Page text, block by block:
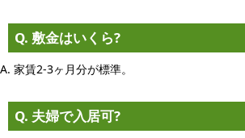
Q. 敷金はいくら?
A. 家賃2-3ヶ月分が標準。
Q. 夫婦で入居可?